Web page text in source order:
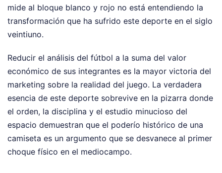
mide al bloque blanco y rojo no está entendiendo la
transformación que ha sufrido este deporte en el siglo
veintiuno.
Reducir el análisis del fútbol a la suma del valor
económico de sus integrantes es la mayor victoria del
marketing sobre la realidad del juego. La verdadera
esencia de este deporte sobrevive en la pizarra donde
el orden, la disciplina y el estudio minucioso del
espacio demuestran que el poderío histórico de una
camiseta es un argumento que se desvanece al primer
choque físico en el mediocampo.